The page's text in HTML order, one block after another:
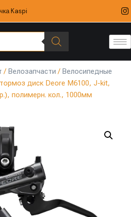
Kaspi
/ Велозапчасти / Велосипедные
диск Deore M6100, J-kit,
полимерн. кол., 1000мм